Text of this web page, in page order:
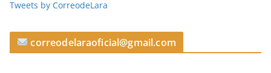
u
s
Tweets by CorreodeLara
correodelaraoficial@gmail.com